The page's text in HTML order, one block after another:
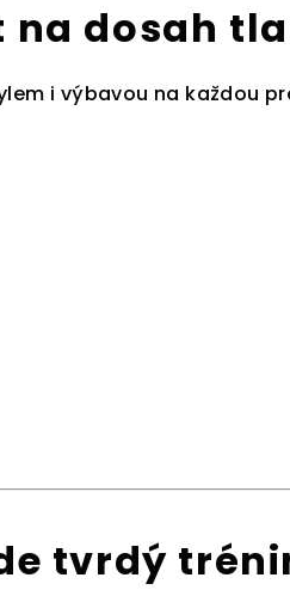
na dosah
i výbavou na každou
tvrdý